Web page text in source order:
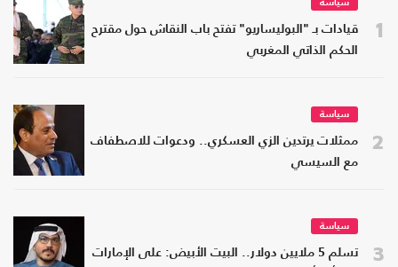
1
سياسة
قيادات بـ "البوليساريو" تفتح باب النقاش حول مقترح
الحكم الذاتي المغربي
2
سياسة
ممثلات يرتدين الزي العسكري.. ودعوات للاصطفاف
مع السيسي
3
سياسة
تسلم 5 ملايين دولار.. البيت الأبيض: على الإمارات